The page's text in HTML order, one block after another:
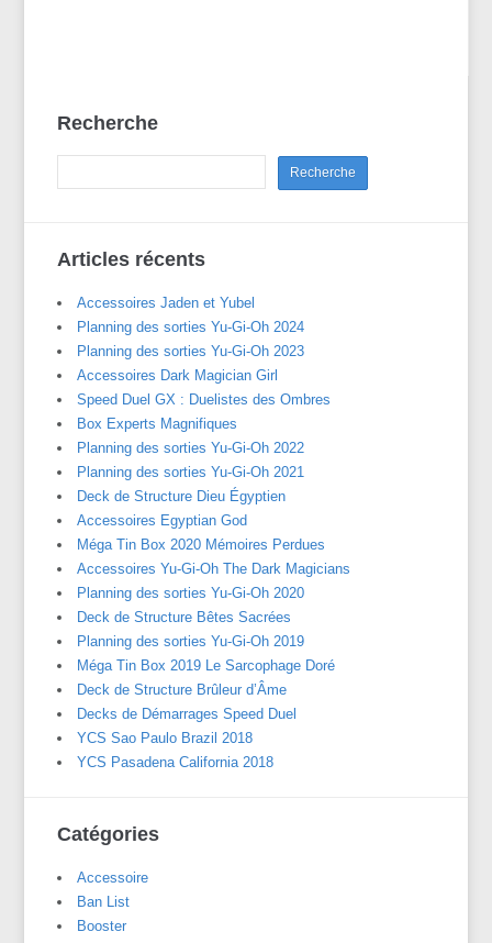
Recherche
Articles récents
Accessoires Jaden et Yubel
Planning des sorties Yu-Gi-Oh 2024
Planning des sorties Yu-Gi-Oh 2023
Accessoires Dark Magician Girl
Speed Duel GX : Duelistes des Ombres
Box Experts Magnifiques
Planning des sorties Yu-Gi-Oh 2022
Planning des sorties Yu-Gi-Oh 2021
Deck de Structure Dieu Égyptien
Accessoires Egyptian God
Méga Tin Box 2020 Mémoires Perdues
Accessoires Yu-Gi-Oh The Dark Magicians
Planning des sorties Yu-Gi-Oh 2020
Deck de Structure Bêtes Sacrées
Planning des sorties Yu-Gi-Oh 2019
Méga Tin Box 2019 Le Sarcophage Doré
Deck de Structure Brûleur d’Âme
Decks de Démarrages Speed Duel
YCS Sao Paulo Brazil 2018
YCS Pasadena California 2018
Catégories
Accessoire
Ban List
Booster